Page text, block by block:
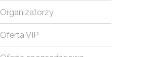
Organizatorzy
Oferta VIP